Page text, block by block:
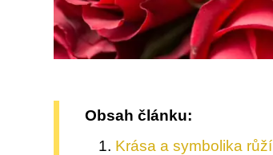
Obsah článku:
Krása a symbolika růží